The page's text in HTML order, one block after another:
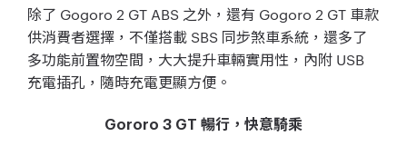
除了 Gogoro 2 GT ABS 之外，還有 Gogoro 2 GT 車款
供消費者選擇，不僅搭載 SBS 同步煞車系統，還多了
多功能前置物空間，大大提升車輛實用性，內附 USB
充電插孔，隨時充電更顯方便。
Gororo 3 GT 暢行，快意騎乘